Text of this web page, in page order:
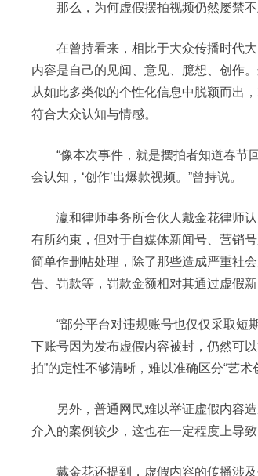
那么，为何虚假摆拍视频仍然屡禁不
在曾持看来，相比于大众传播时代大
内容是自己的见闻、意见、臆想、创作
从如此多类似的个性化信息中脱颖而出
符合大众认知与情感。
“像本次事件，就是摆拍者知道春节回
会认知，‘创作’出爆款视频。”曾持说。
瀛和律师事务所合伙人戴金花律师认
有所约束，但对于自媒体新闻号、营销
简单作删帖处理，除了那些造成严重社
告、罚款等，罚款金额相对其通过虚假
“部分平台对违规账号也仅仅采取短
下账号因为发布虚假内容被封，仍然可
拍”的定性不够清晰，难以准确区分“艺术
另外，普通网民难以举证虚假内容造
介入的案例较少，这也在一定程度上导
戴金花还提到，虚假内容的传播涉及